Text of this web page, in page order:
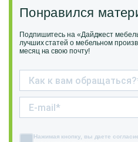
Понравился
Подпишитесь на «Дайджест
лучших статей о мебельном
месяц на свою почту!
Нажимая кнопку, вы даете